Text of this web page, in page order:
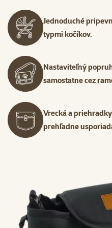
Jednoduché
typmi kočíkov.
Nastaviteľný
samostatne cez
Vrecká a
prehľadne